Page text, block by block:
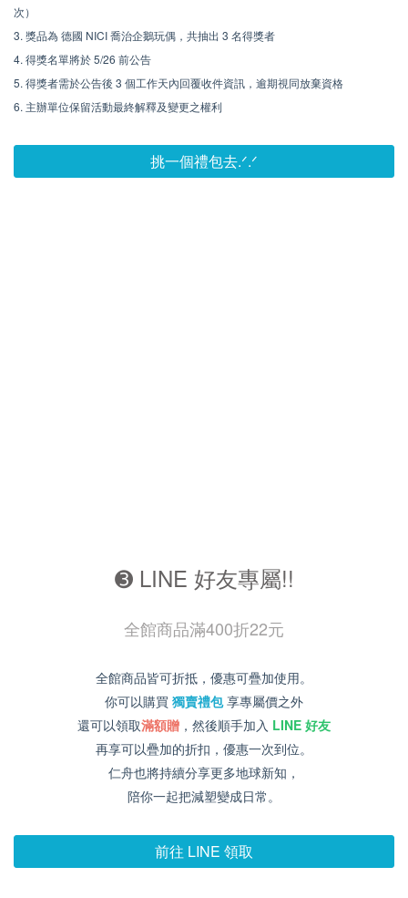
次）
3. 獎品為 德國 NICI 喬治企鵝玩偶，共抽出 3 名得獎者
4. 得獎名單將於 5/26 前公告
5. 得獎者需於公告後 3 個工作天內回覆收件資訊，逾期視同放棄資格
6. 主辦單位保留活動最終解釋及變更之權利
挑一個禮包去.ᐟ.ᐟ
➌ LINE 好友專屬!!
全館商品滿400折22元
全館商品皆可折抵，優惠可疊加使用。
你可以購買 獨賣禮包享專屬價之外
還可以領取滿額贈 ，然後順手加入 LINE 好友
再享可以疊加的折扣，優惠一次到位。
仁舟也將持續分享更多地球新知，
陪你一起把減塑變成日常。
前往 LINE 領取